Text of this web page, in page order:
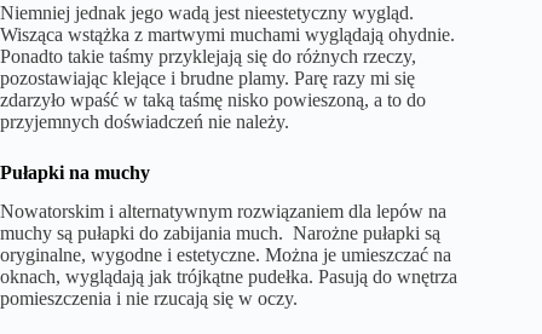
Niemniej jednak jego wadą jest nieestetyczny wygląd.
Wisząca wstążka z martwymi muchami wyglądają ohydnie.
Ponadto takie taśmy przyklejają się do różnych rzeczy,
pozostawiając klejące i brudne plamy. Parę razy mi się
zdarzyło wpaść w taką taśmę nisko powieszoną, a to do
przyjemnych doświadczeń nie należy.
Pułapki na muchy
Nowatorskim i alternatywnym rozwiązaniem dla lepów na
muchy są pułapki do zabijania much. Narożne pułapki są
oryginalne, wygodne i estetyczne. Można je umieszczać na
oknach, wyglądają jak trójkątne pudełka. Pasują do wnętrza
pomieszczenia i nie rzucają się w oczy.